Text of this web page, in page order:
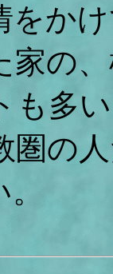
をか
家の
も多
圏の